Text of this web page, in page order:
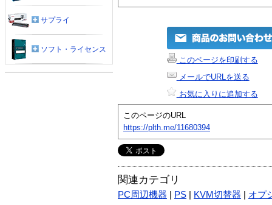
このページを印刷する
メールでURLを送る
お気に入りに追加する
このページのURL
https://plth.me/11680394
関連カテゴリ
PC周辺機器 PS KVM切替器 オプ
サプライ
ソフト・ライセンス